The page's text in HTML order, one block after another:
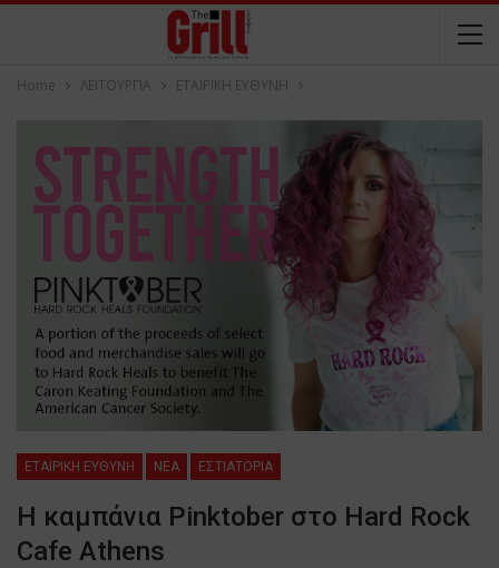
Home ΛΕΙΤΟΥΡΓΙΑ ΕΤΑΙΡΙΚΗ ΕΥΘΥΝΗ
ΕΤΑΙΡΙΚΗ ΕΥΘΥΝΗ NEA ΕΣΤΙΑΤΟΡΙΑ
Η καμπάνια Pinktober στο Hard Rock
Cafe Athens